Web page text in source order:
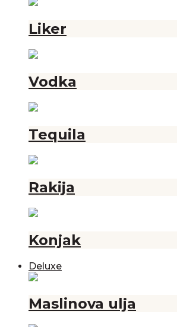
Liker
Vodka
Tequila
Rakija
Konjak
Deluxe
Maslinova ulja